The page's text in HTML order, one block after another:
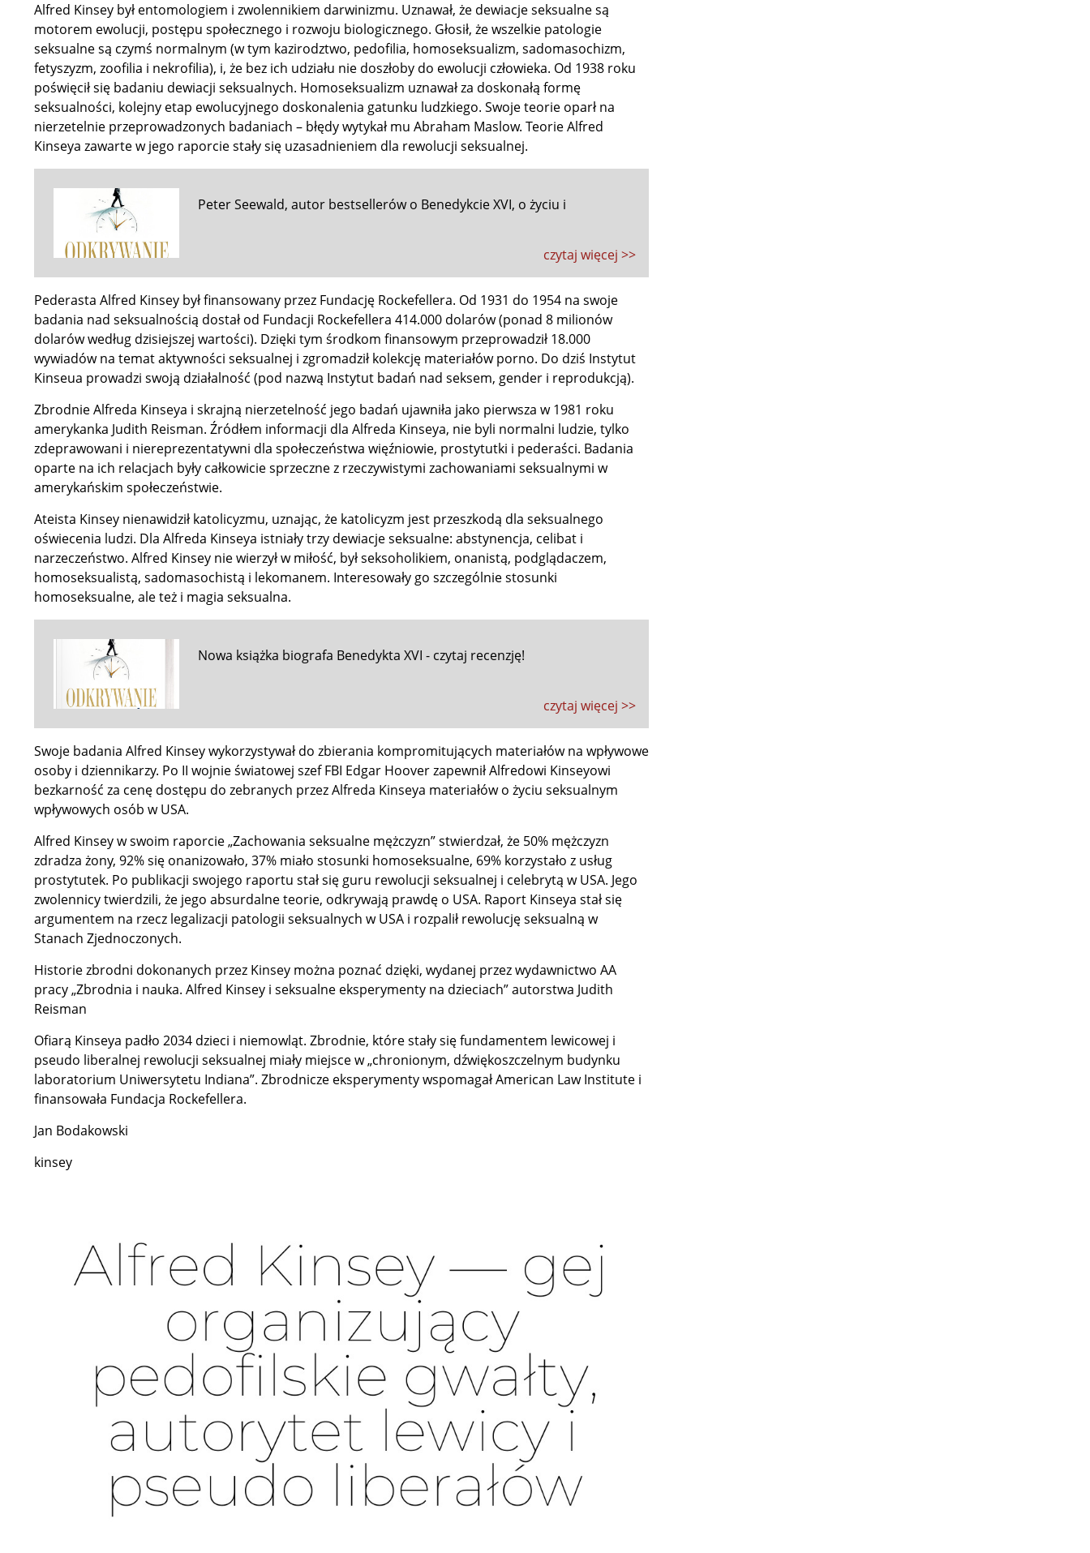
Alfred Kinsey był entomologiem i zwolennikiem darwinizmu. Uznawał, że dewiacje seksualne są
motorem ewolucji, postępu społecznego i rozwoju biologicznego. Głosił, że wszelkie patologie
seksualne są czymś normalnym (w tym kazirodztwo, pedofilia, homoseksualizm, sadomasochizm,
fetyszyzm, zoofilia i nekrofilia), i, że bez ich udziału nie doszłoby do ewolucji człowieka. Od 1938 roku
poświęcił się badaniu dewiacji seksualnych. Homoseksualizm uznawał za doskonałą formę
seksualności, kolejny etap ewolucyjnego doskonalenia gatunku ludzkiego. Swoje teorie oparł na
nierzetelnie przeprowadzonych badaniach – błędy wytykał mu Abraham Maslow. Teorie Alfred
Kinseya zawarte w jego raporcie stały się uzasadnieniem dla rewolucji seksualnej.
Peter Seewald, autor bestsellerów o Benedykcie XVI, o życiu i
czytaj więcej >>
Pederasta Alfred Kinsey był finansowany przez Fundację Rockefellera. Od 1931 do 1954 na swoje
badania nad seksualnością dostał od Fundacji Rockefellera 414.000 dolarów (ponad 8 milionów
dolarów według dzisiejszej wartości). Dzięki tym środkom finansowym przeprowadził 18.000
wywiadów na temat aktywności seksualnej i zgromadził kolekcję materiałów porno. Do dziś Instytut
Kinseua prowadzi swoją działalność (pod nazwą Instytut badań nad seksem, gender i reprodukcją).
Zbrodnie Alfreda Kinseya i skrajną nierzetelność jego badań ujawniła jako pierwsza w 1981 roku
amerykanka Judith Reisman. Źródłem informacji dla Alfreda Kinseya, nie byli normalni ludzie, tylko
zdeprawowani i niereprezentatywni dla społeczeństwa więźniowie, prostytutki i pederaści. Badania
oparte na ich relacjach były całkowicie sprzeczne z rzeczywistymi zachowaniami seksualnymi w
amerykańskim społeczeństwie.
Ateista Kinsey nienawidził katolicyzmu, uznając, że katolicyzm jest przeszkodą dla seksualnego
oświecenia ludzi. Dla Alfreda Kinseya istniały trzy dewiacje seksualne: abstynencja, celibat i
narzeczeństwo. Alfred Kinsey nie wierzył w miłość, był seksoholikiem, onanistą, podglądaczem,
homoseksualistą, sadomasochistą i lekomanem. Interesowały go szczególnie stosunki
homoseksualne, ale też i magia seksualna.
Nowa książka biografa Benedykta XVI - czytaj recenzję!
czytaj więcej >>
Swoje badania Alfred Kinsey wykorzystywał do zbierania kompromitujących materiałów na wpływowe
osoby i dziennikarzy. Po II wojnie światowej szef FBI Edgar Hoover zapewnił Alfredowi Kinseyowi
bezkarność za cenę dostępu do zebranych przez Alfreda Kinseya materiałów o życiu seksualnym
wpływowych osób w USA.
Alfred Kinsey w swoim raporcie „Zachowania seksualne mężczyzn” stwierdzał, że 50% mężczyzn
zdradza żony, 92% się onanizowało, 37% miało stosunki homoseksualne, 69% korzystało z usług
prostytutek. Po publikacji swojego raportu stał się guru rewolucji seksualnej i celebrytą w USA. Jego
zwolennicy twierdzili, że jego absurdalne teorie, odkrywają prawdę o USA. Raport Kinseya stał się
argumentem na rzecz legalizacji patologii seksualnych w USA i rozpalił rewolucję seksualną w
Stanach Zjednoczonych.
Historie zbrodni dokonanych przez Kinsey można poznać dzięki, wydanej przez wydawnictwo AA
pracy „Zbrodnia i nauka. Alfred Kinsey i seksualne eksperymenty na dzieciach” autorstwa Judith
Reisman
Ofiarą Kinseya padło 2034 dzieci i niemowląt. Zbrodnie, które stały się fundamentem lewicowej i
pseudo liberalnej rewolucji seksualnej miały miejsce w „chronionym, dźwiękoszczelnym budynku
laboratorium Uniwersytetu Indiana”. Zbrodnicze eksperymenty wspomagał American Law Institute i
finansowała Fundacja Rockefellera.
Jan Bodakowski
kinsey